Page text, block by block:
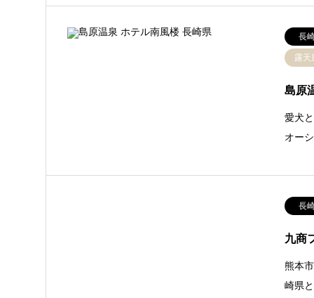
長
露天
島原
愛犬
オー
長
九商
熊本
崎県